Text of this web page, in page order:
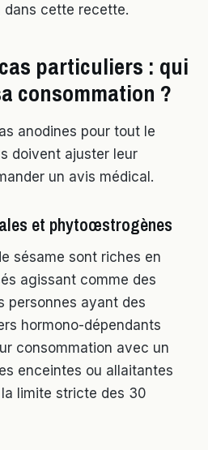
dans cette recette.
particuliers : qui
consommation ?
anodines pour tout le
doivent ajuster leur
un avis médical.
et phytoœstrogènes
sésame sont riches en
agissant comme des
personnes ayant des
hormono-dépendants
consommation avec un
enceintes ou allaitantes
limite stricte des 30